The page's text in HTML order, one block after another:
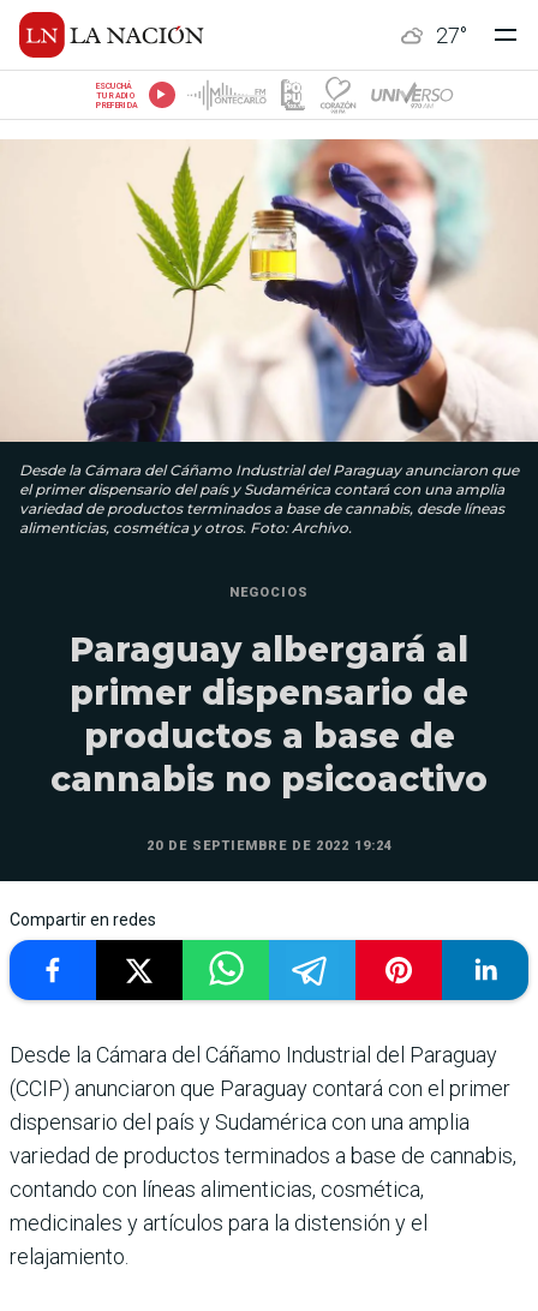
27°
ESCUCHÁ
TU RADIO
PREFERIDA
Desde la Cámara del Cáñamo Industrial del Paraguay anunciaron que
el primer dispensario del país y Sudamérica contará con una amplia
variedad de productos terminados a base de cannabis, desde líneas
alimenticias, cosmética y otros. Foto: Archivo.
NEGOCIOS
Paraguay albergará al
primer dispensario de
productos a base de
cannabis no psicoactivo
20 DE SEPTIEMBRE DE 2022 19:24
Compartir en redes
Desde la Cámara del Cáñamo Industrial del Paraguay
(CCIP) anunciaron que Paraguay contará con el primer
dispensario del país y Sudamérica con una amplia
variedad de productos terminados a base de cannabis,
contando con líneas alimenticias, cosmética,
medicinales y artículos para la distensión y el
relajamiento.